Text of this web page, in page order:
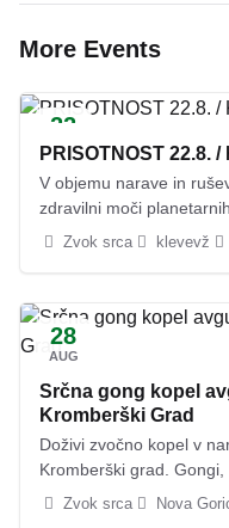
More Events
22
AUG
PRISOTNOST 22.8.
V objemu narave in
zdravilni moči
Zvok srca klevevž
28
AUG
Srčna gong kopel
Kromberški Grad
Doživi zvočno kopel v
Kromberški grad. Gongi,
Zvok srca Nova